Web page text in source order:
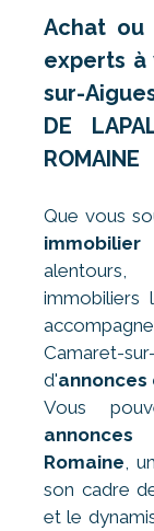
Achat ou
experts à
sur-
DE
ROMAINE
Que vous
immobilier
immobiliers
Camaret-
d'
Vous
Romaine,
son cadre
et le